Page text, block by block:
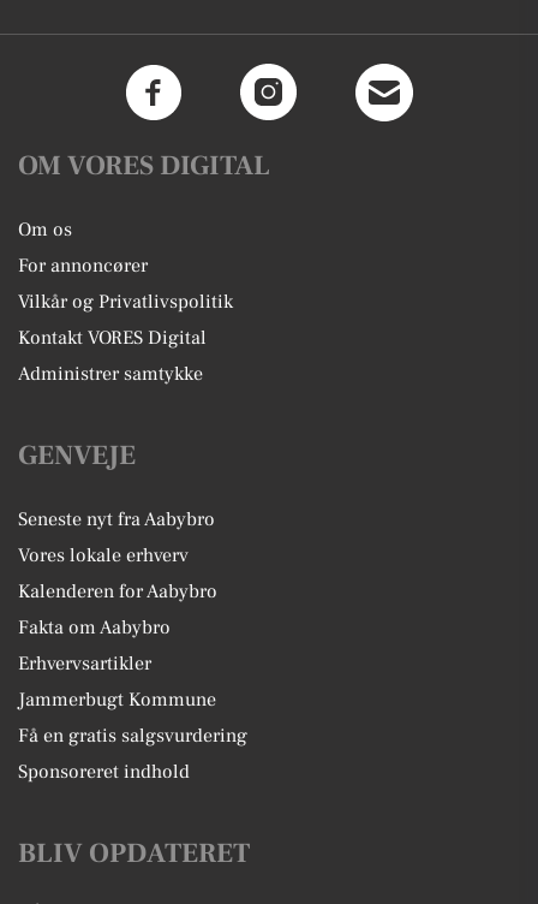
OM VORES DIGITAL
Om os
For annoncører
Vilkår og Privatlivspolitik
Kontakt VORES Digital
Administrer samtykke
GENVEJE
Seneste nyt fra Aabybro
Vores lokale erhverv
Kalenderen for Aabybro
Fakta om Aabybro
Erhvervsartikler
Jammerbugt Kommune
Få en gratis salgsvurdering
Sponsoreret indhold
BLIV OPDATERET